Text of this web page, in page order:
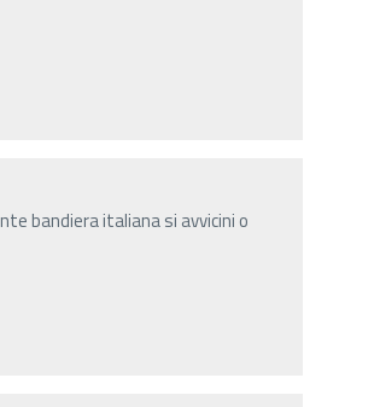
bandiera italiana si avvicini o